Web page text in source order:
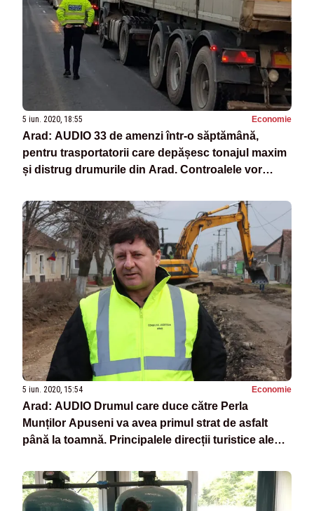
5 iun. 2020, 18:55 Economie
Arad: AUDIO 33 de amenzi într-o săptămână,
pentru trasportatorii care depășesc tonajul maxim
și distrug drumurile din Arad. Controalele vor
5 iun. 2020, 15:54 Economie
Arad: AUDIO Drumul care duce către Perla
Munților Apuseni va avea primul strat de asfalt
până la toamnă. Principalele direcții turistice ale